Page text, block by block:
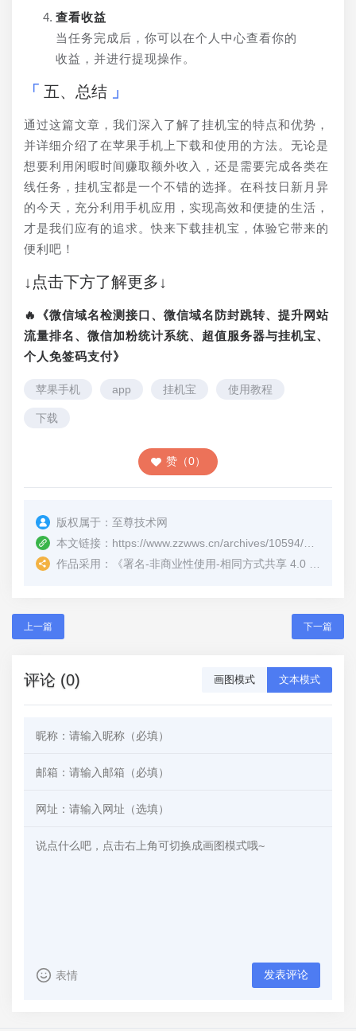
查看收益
当任务完成后，你可以在个人中心查看你的
收益，并进行提现操作。
五、总结
通过这篇文章，我们深入了解了挂机宝的特点和优势，
并详细介绍了在苹果手机上下载和使用的方法。无论是
想要利用闲暇时间赚取额外收入，还是需要完成各类在
线任务，挂机宝都是一个不错的选择。在科技日新月异
的今天，充分利用手机应用，实现高效和便捷的生活，
才是我们应有的追求。快来下载挂机宝，体验它带来的
便利吧！
↓点击下方了解更多↓
🔥《微信域名检测接口、微信域名防封跳转、提升网站
流量排名、微信加粉统计系统、超值服务器与挂机宝、
个人免签码支付》
苹果手机 app 挂机宝 使用教程
下载
赞（0）
版权属于： 至尊技术网
本文链接：
作品采用：
《署名-非商业性使用-相同方式共享 4.0 国际 (CC BY-NC-SA 4.0)
上一篇 下一篇
评论 (0) 画图模式 文本模式
表情 发表评论